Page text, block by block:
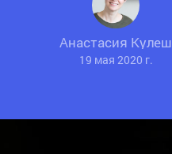
Анастасия Кулеш
19 мая 2020 г.